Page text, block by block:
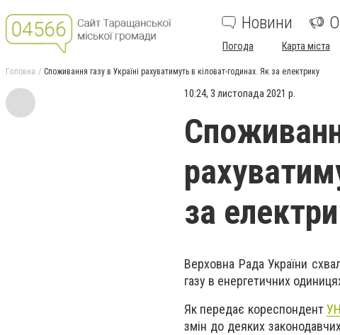
Новини
Погода Карта міста
Головна Споживання газу в Україні рахуватимуть в кіловат-годинах. Як за електрику
10:24, 3 листопада 2021 р.
за
Верховна Рада України
газу в енергетичних
Як передає кореспондент
змін до деяких